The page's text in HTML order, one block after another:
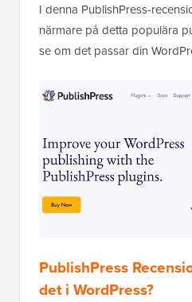
I denna PublishPress-
närmare på detta populära
se om det passar din
PublishPress
det i WordPress?